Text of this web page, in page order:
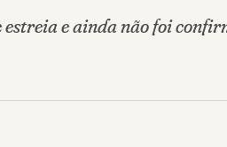
e ainda não foi